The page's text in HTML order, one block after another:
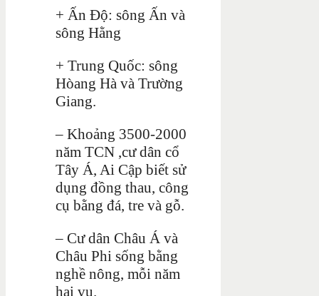
+ Ấn Độ: sông Ấn và
sông Hằng
+ Trung Quốc: sông
Hòang Hà và Trường
Giang.
– Khoảng 3500-2000
năm TCN ,cư dân cổ
Tây Á, Ai Cập biết sử
dụng đồng thau, công
cụ bằng đá, tre và gỗ.
– Cư dân Châu Á và
Châu Phi sống bằng
nghề nông, mỗi năm
hai vụ.